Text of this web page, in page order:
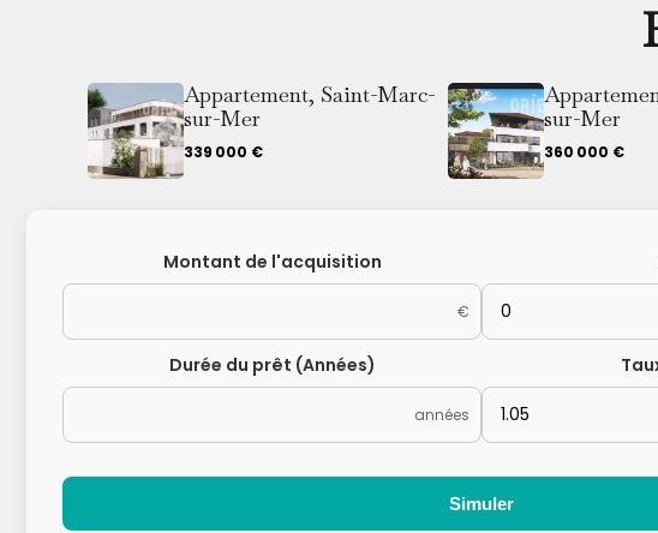
Appartement, Saint-Marc-
sur-Mer
339 000 €
sur-Mer
360 000 €
Montant de l'acquisition
€
Durée du prêt (Années)
années
Simuler